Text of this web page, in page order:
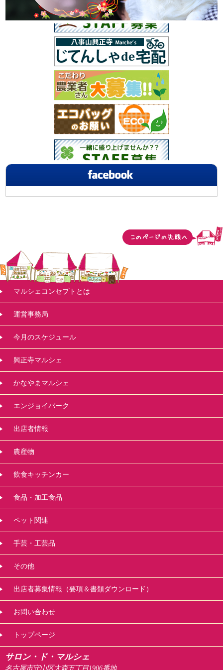
マルシェコンセプトとは
運営事務局
今月のスケジュール
興正寺マルシェ
かなやまマルシェ
エンジョイパーク
出店者情報
農産物
飲食キッチンカー
食品・加工食品
ペット関連
手芸・工芸品
その他
出店者募集情報（要項＆書類ダウンロード）
お問い合わせ
トップページ
サロン・ド・マルシェ
名古屋市守山区大森五丁目1906番地